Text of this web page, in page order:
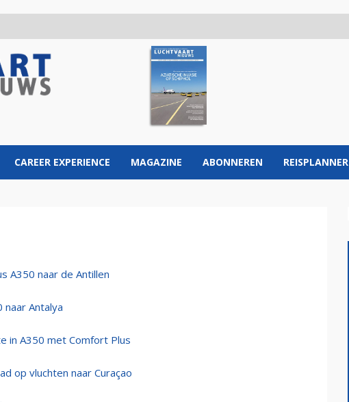
CAREER EXPERIENCE MAGAZINE ABONNEREN REISPLANNER
A350 naar de Antillen
Antalya
in A350 met Comfort Plus
op vluchten naar Curaçao